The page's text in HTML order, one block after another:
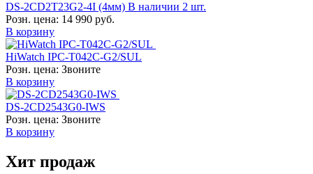
DS-2CD2T23G2-4I (4мм) В наличии 2 шт.
Розн. цена: 14 990 руб.
В корзину
HiWatch IPC-T042C-G2/SUL
Розн. цена: Звоните
В корзину
DS-2CD2543G0-IWS
Розн. цена: Звоните
В корзину
Хит продаж